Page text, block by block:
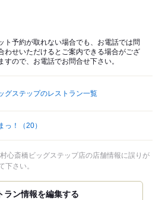
ト予約が取れない場合でも、お電話では問
わせいただけるとご案内できる場合がござ
すので、お電話でお問合せ下さい。
グステップのレストラン一覧
っ！ （20）
心斎橋ビッグステップ店の店舗情報に誤りが
下さい。
ラン情報を編集する